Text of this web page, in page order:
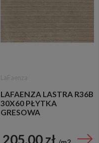
LAFAENZA LASTRA R36B
30X60 PŁYTKA
GRESOWA
205,00 zł